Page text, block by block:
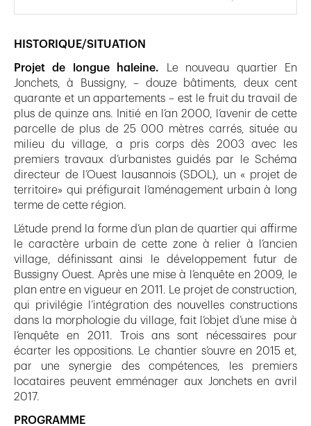
HISTORIQUE/SITUATION
Projet de longue haleine. Le nouveau quartier En
Jonchets, à Bussigny, – douze bâtiments, deux cent
quarante et un appartements – est le fruit du travail de
plus de quinze ans. Initié en l’an 2000, l’avenir de cette
parcelle de plus de 25 000 mètres carrés, située au
milieu du village, a pris corps dès 2003 avec les
premiers travaux d’urbanistes guidés par le Schéma
directeur de l’Ouest lausannois (SDOL), un « projet de
territoire» qui préfigurait l’aménagement urbain à long
terme de cette région.
L’étude prend la forme d’un plan de quartier qui affirme
le caractère urbain de cette zone à relier à l’ancien
village, définissant ainsi le développement futur de
Bussigny Ouest. Après une mise à l’enquête en 2009, le
plan entre en vigueur en 2011. Le projet de construction,
qui privilégie l’intégration des nouvelles constructions
dans la morphologie du village, fait l’objet d’une mise à
l’enquête en 2011. Trois ans sont nécessaires pour
écarter les oppositions. Le chantier s’ouvre en 2015 et,
par une synergie des compétences, les premiers
locataires peuvent emménager aux Jonchets en avril
2017.
PROGRAMME